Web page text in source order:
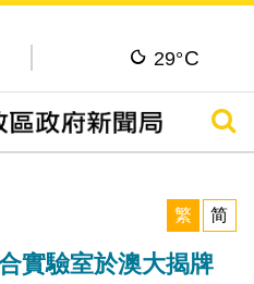
29°C
搜尋
繁
简
實驗室於澳大揭牌